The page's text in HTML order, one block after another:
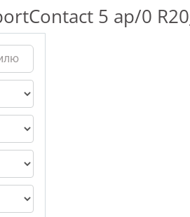
5 ap/0